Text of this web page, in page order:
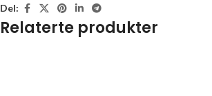
Del:
Relaterte produkter